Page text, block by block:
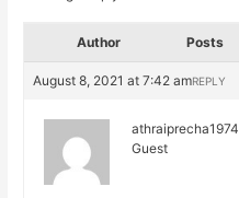
Author Posts
August 8, 2021 at 7:42 amREPLY
athraiprecha1974
Guest